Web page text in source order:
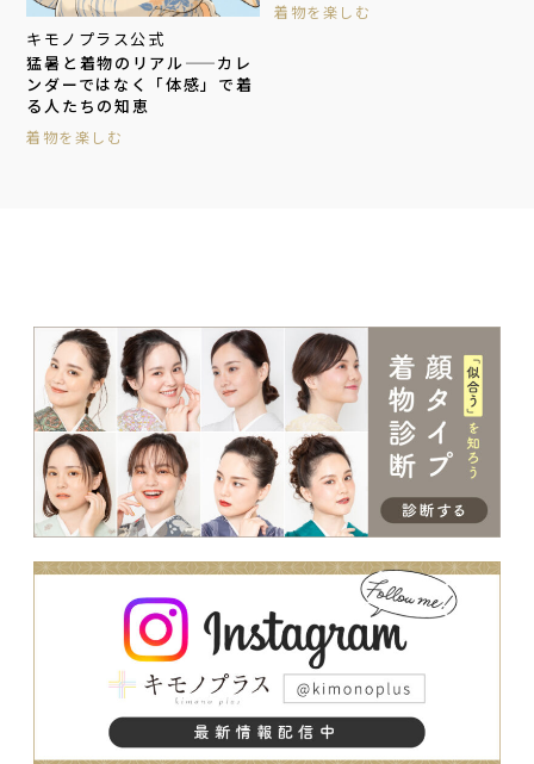
キモノプラス公式
猛暑と着物のリアル——カレ
ンダーではなく「体感」で着
る人たちの知恵
着物を楽しむ
着物を楽しむ